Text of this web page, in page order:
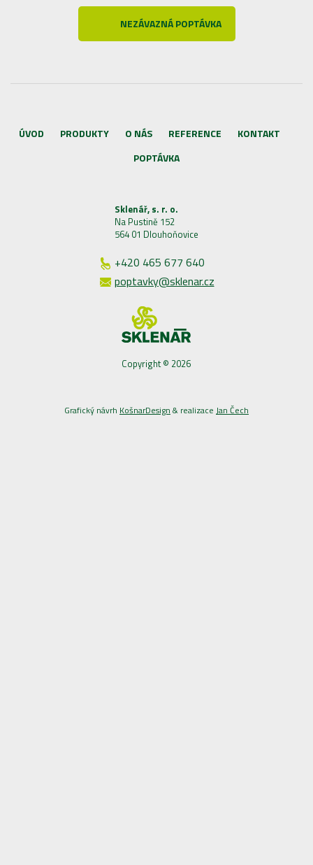
NEZÁVAZNÁ POPTÁVKA
ÚVOD PRODUKTY O NÁS REFERENCE
KONTAKT
POPTÁVKA
Sklenář, s. r. o.
Na Pustině 152
564 01 Dlouhoňovice
+420 465 677 640
poptavky@sklenar.cz
Copyright © 2026
Grafický návrh KošnarDesign & realizace Jan Čech